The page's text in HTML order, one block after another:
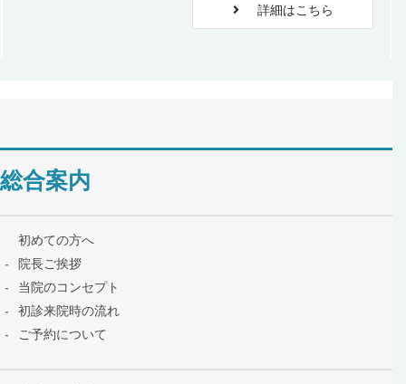
詳細はこちら
総合案内
初めての方へ
院長ご挨拶
当院のコンセプト
初診来院時の流れ
ご予約について